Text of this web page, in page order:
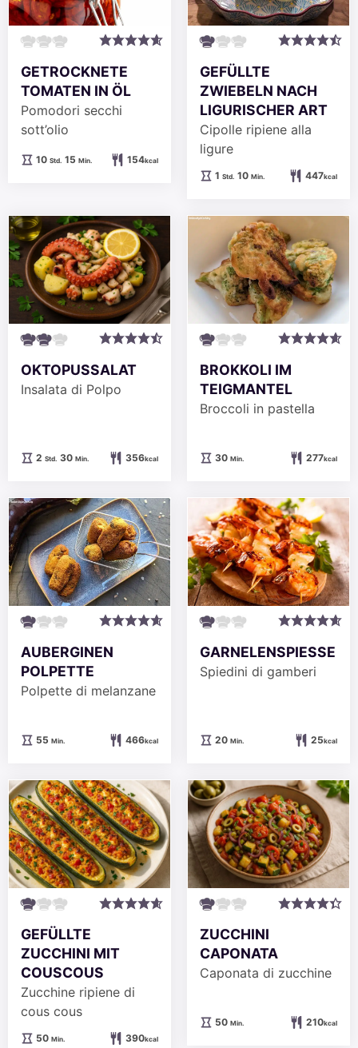
GETROCKNETE
TOMATEN IN ÖL
Pomodori secchi
sott’olio
10Stunden
Std. 15Minuten
Min. 154kcal
GEFÜLLTE
ZWIEBELN NACH
LIGURISCHER ART
Cipolle ripiene alla
ligure
1Stunde
Std. 10Minuten
Min. 447kcal
OKTOPUSSALAT
Insalata di Polpo
2Stunden
Std. 30Minuten
Min. 356kcal
BROKKOLI IM
TEIGMANTEL
Broccoli in pastella
30Minuten
Min. 277kcal
AUBERGINEN
POLPETTE
Polpette di melanzane
55Minuten
Min. 466kcal
GARNELENSPIESSE
Spiedini di gamberi
20Minuten
Min. 25kcal
GEFÜLLTE
ZUCCHINI MIT
COUSCOUS
Zucchine ripiene di
cous cous
50Minuten
Min. 390kcal
ZUCCHINI
CAPONATA
Caponata di zucchine
50Minuten
Min. 210kcal